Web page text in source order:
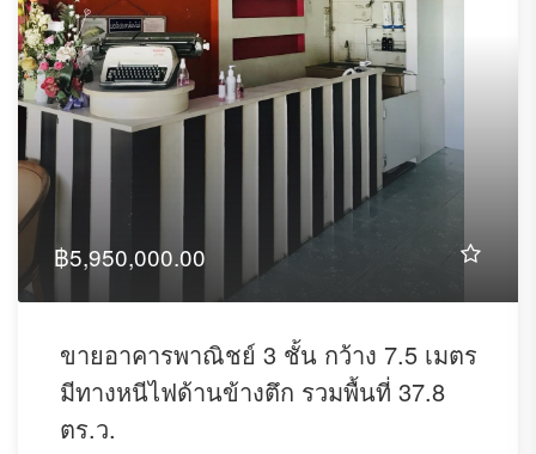
฿5,950,000.00
ขายอาคารพาณิชย์ 3 ชั้น กว้าง 7.5 เมตร
มีทางหนีไฟด้านข้างตึก รวมพื้นที่ 37.8
ตร.ว.